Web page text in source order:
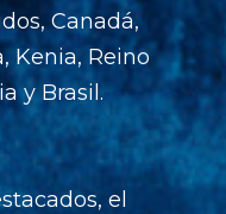
Canadá,
Kenia, Reino
y Brasil.
el